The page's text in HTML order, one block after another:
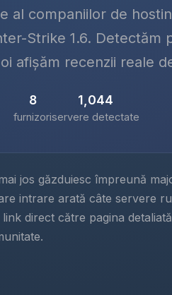
al companiilor de
Strike 1.6. Detectăm
afișăm recenzii reale
8
furnizori
1,044
servere detectate
jos găzduiesc împreună
intrare arată câte servere
direct către pagina